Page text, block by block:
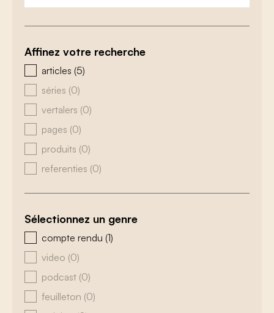
Affinez votre recherche
zoeken - type
articles (5)
séries (0)
vertalers (0)
pages (0)
produits (0)
referenties (0)
Sélectionnez un genre
zoeken - genre
compte rendu (1)
video (0)
podcast (0)
feuilleton (0)